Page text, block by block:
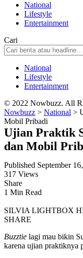
National
Lifestyle
Entertainment
Cari
National
Lifestyle
Entertainment
© 2022 Nowbuzz. All
Nowbuzz > National >
Mobil Pribadi
Ujian Praktik
dan Mobil
Published September
317 Views
Share
1 Min Read
SILVIA LIGHTBOX
SHARE
Buzztie lagi mau bikin
karena ujian praktiknya